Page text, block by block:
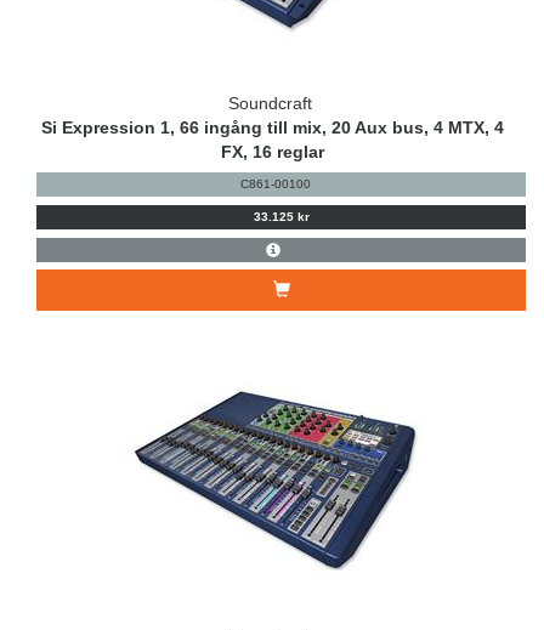
Soundcraft
Si Expression 1, 66 ingång till mix, 20 Aux bus, 4 MTX, 4
FX, 16 reglar
C861-00100
33.125 kr